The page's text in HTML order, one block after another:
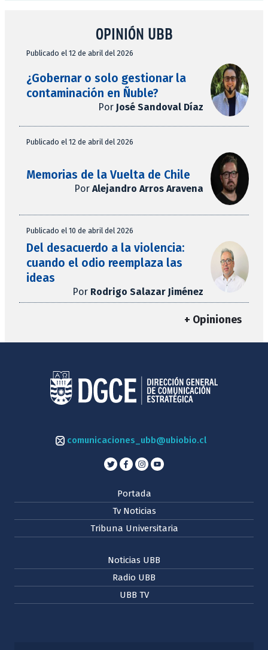
OPINIÓN UBB
Publicado el 12 de abril del 2026
¿Gobernar o solo gestionar la
contaminación en Ñuble?
Por José Sandoval Díaz
Publicado el 12 de abril del 2026
Memorias de la Vuelta de Chile
Por Alejandro Arros Aravena
Publicado el 10 de abril del 2026
Del desacuerdo a la violencia:
cuando el odio reemplaza las
ideas
Por Rodrigo Salazar Jiménez
+ Opiniones
comunicaciones_ubb@ubiobio.cl
Portada
Tv Noticias
Tribuna Universitaria
Noticias UBB
Radio UBB
UBB TV